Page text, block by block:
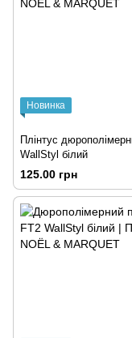
Новинка
Плінтус
WallStyl білий
125.00 грн